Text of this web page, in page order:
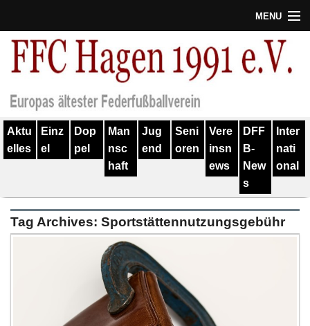
MENU
Termine
Verein
Geschichte
Training
Spieler
Aktu
elles
Einz
el
Dop
pel
Man
nsc
haft
Jug
end
Seni
oren
Vere
insn
ews
DFF
B-
New
s
Inter
nati
onal
Tag Archives: Sportstättennutzungsgebühr